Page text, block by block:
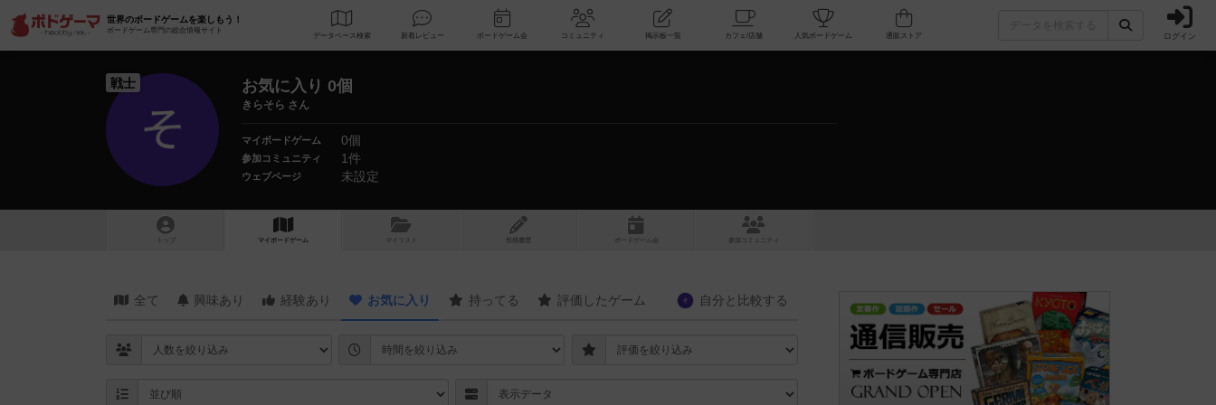
世界のボードゲームを楽しもう！
ボードゲーム専門の総合情報サイト
データベース 検索 新着レビュー ボードゲーム会 コミュニティ 掲示板一覧 カフェ/店舗 人気ボードゲーム ログイン
戦士 お気に入り 0個
きらそら さん
マイボードゲーム 0個
参加コミュニティ 1件
ウェブページ 未設定
トップ マイボードゲーム マイリスト 投稿履歴 ボ ドゲ ーム コミュニティ
全て 興味あり 経験あり お気に入り 持ってる 評価したゲーム 自分と 比較する